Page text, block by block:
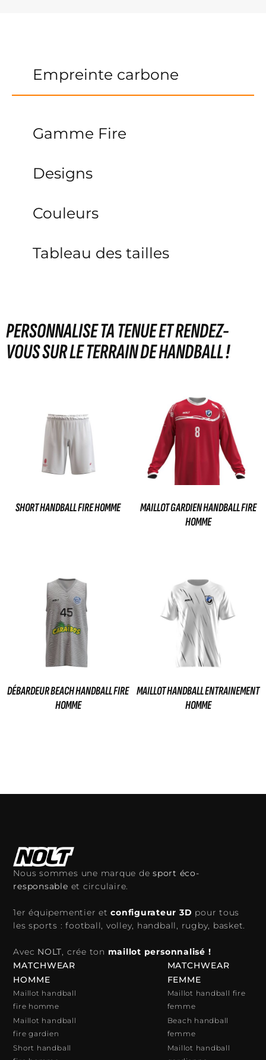
Empreinte carbone
Gamme Fire
Designs
Couleurs
Tableau des tailles
PERSONNALISE TA TENUE ET RENDEZ-
VOUS SUR LE TERRAIN DE HANDBALL !
SHORT HANDBALL FIRE HOMME
MAILLOT GARDIEN HANDBALL FIRE
HOMME
DÉBARDEUR BEACH HANDBALL FIRE
HOMME
MAILLOT HANDBALL ENTRAINEMENT
HOMME
Nous sommes une marque desport éco-
responsable et circulaire.
1er équipementier etconfigurateur 3D pour tous
les sports : football, volley, handball, rugby, basket.
Avec NOLT, crée ton maillot personnalisé !
MATCHWEAR
HOMME
Maillot handball
fire homme
Maillot handball
fire gardien
Short handball
MATCHWEAR
FEMME
Maillot handball fire
femme
Beach handball
femme
Maillot handball